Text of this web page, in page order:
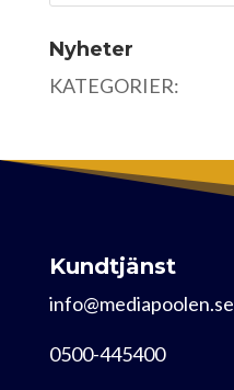
Nyheter
KATEGORIER:
Kundtjänst
info@mediapoolen.se
0500-445400